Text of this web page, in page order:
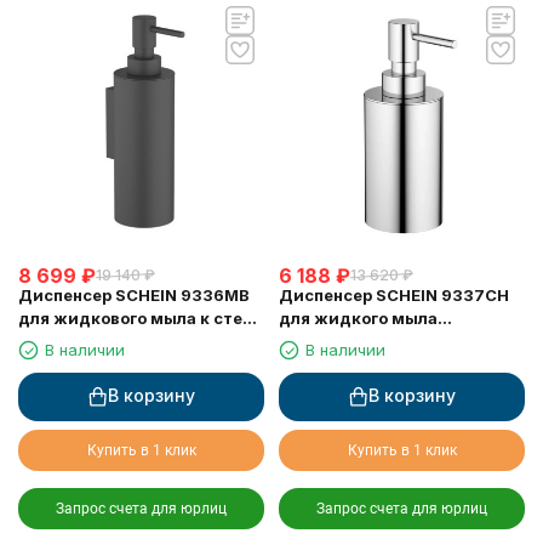
8 699 ₽19 140 ₽
Диспенсер SCHEIN 9336MB
для жидкового мыла к стене
черныйВ наличии
В корзину
Купить в 1 клик
Запрос счета для юрлиц
6 188 ₽13 620 ₽
Диспенсер SCHEIN 9337CH
для жидкого мыла
настольный хром
В наличии
В корзину
Купить в 1 клик
Запрос счета для юрлиц